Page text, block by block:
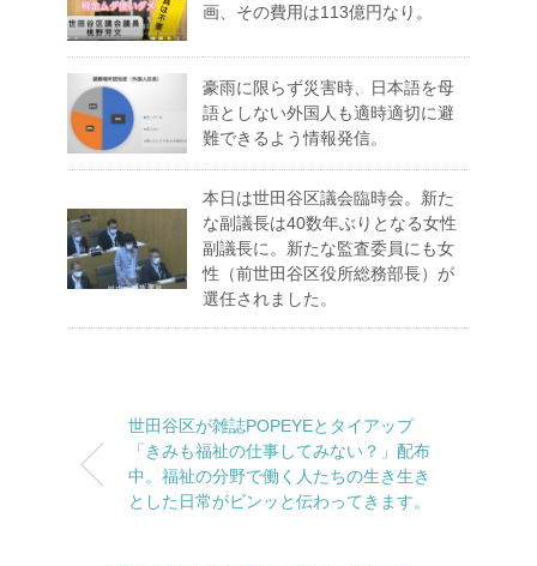
画、その費用は113億円なり。
豪雨に限らず災害時、日本語を母
語としない外国人も適時適切に避
難できるよう情報発信。
本日は世田谷区議会臨時会。新た
な副議長は40数年ぶりとなる女性
副議長に。新たな監査委員にも女
性（前世田谷区役所総務部長）が
選任されました。
世田谷区が雑誌POPEYEとタイアップ
「きみも福祉の仕事してみない？」配布
中。福祉の分野で働く人たちの生き生き
とした日常がビンッと伝わってきます。